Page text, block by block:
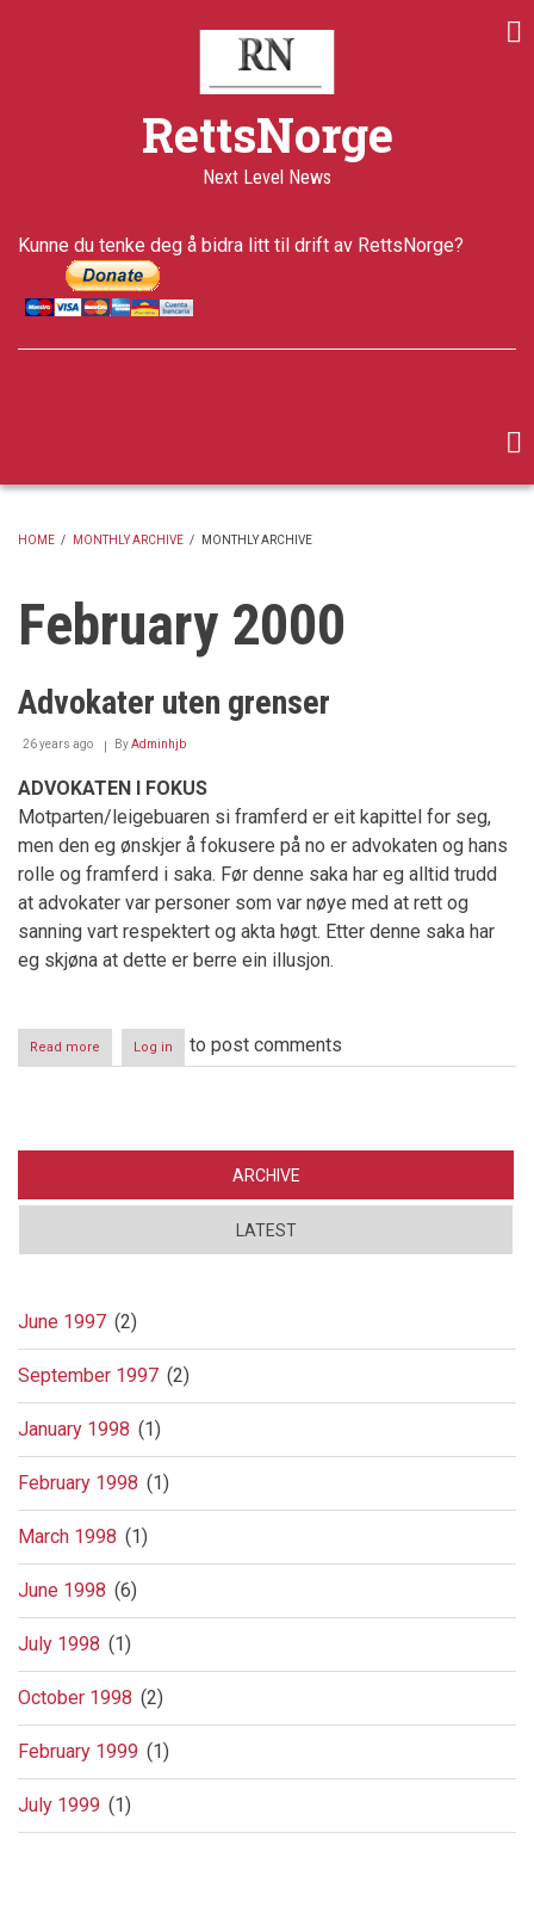
RettsNorge
Next Level News
Kunne du tenke deg å bidra litt til drift av RettsNorge?
HOME / MONTHLY ARCHIVE / MONTHLY ARCHIVE
February 2000
Advokater uten grenser
26 years ago ByAdminhjb
ADVOKATEN I FOKUS
Motparten/leigebuaren si framferd er eit kapittel for seg,
men den eg ønskjer å fokusere på no er advokaten og hans
rolle og framferd i saka. Før denne saka har eg alltid trudd
at advokater var personer som var nøye med at rett og
sanning vart respektert og akta høgt. Etter denne saka har
eg skjøna at dette er berre ein illusjon.
Read more about
Advokater
Log in to post comments
ARCHIVE
LATEST
June 1997 (2)
September 1997 (2)
January 1998 (1)
February 1998 (1)
March 1998 (1)
June 1998 (6)
July 1998 (1)
October 1998 (2)
February 1999 (1)
July 1999 (1)